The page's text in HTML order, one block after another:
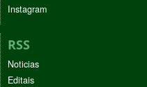
Instagram
RSS
Noticias
Editais